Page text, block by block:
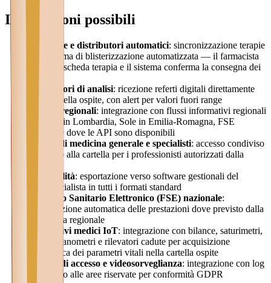
Integrazioni possibili
Farmacie e distributori automatici: sincronizzazione terapie
con sistema di blisterizzazione automatizzata — il farmacista
riceve la scheda terapia e il sistema conferma la consegna dei
Laboratori di analisi: ricezione referti digitali direttamente
nella cartella ospite, con alert per valori fuori range
Sistemi regionali: integrazione con flussi informativi regionali
— SISS in Lombardia, Sole in Emilia-Romagna, FSE
regionale dove le API sono disponibili
Medici di medicina generale e specialisti: accesso condiviso
e limitato alla cartella per i professionisti autorizzati dalla
Contabilità: esportazione verso software gestionali del
commercialista in tutti i formati standard
Fascicolo Sanitario Elettronico (FSE) nazionale:
alimentazione automatica delle prestazioni dove previsto dalla
normativa regionale
Dispositivi medici IoT: integrazione con bilance, saturimetri,
sfigmomanometri e rilevatori cadute per acquisizione
automatica dei parametri vitali nella cartella ospite
Sistemi di accesso e videosorveglianza: integrazione con log
di accesso alle aree riservate per conformità GDPR